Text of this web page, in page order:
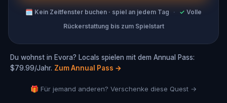
🗓 Kein Zeitfenster buchen · spiel an jedem Tag · ✓ Volle
Rückerstattung bis zum Spielstart
Du wohnst in Evora? Locals spielen mit dem Annual Pass:
$79.99/Jahr. Zum Annual Pass →
🎁 Für jemand anderen? Verschenke diese Quest →